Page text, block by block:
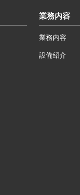
業務内容
業務内容
設備紹介